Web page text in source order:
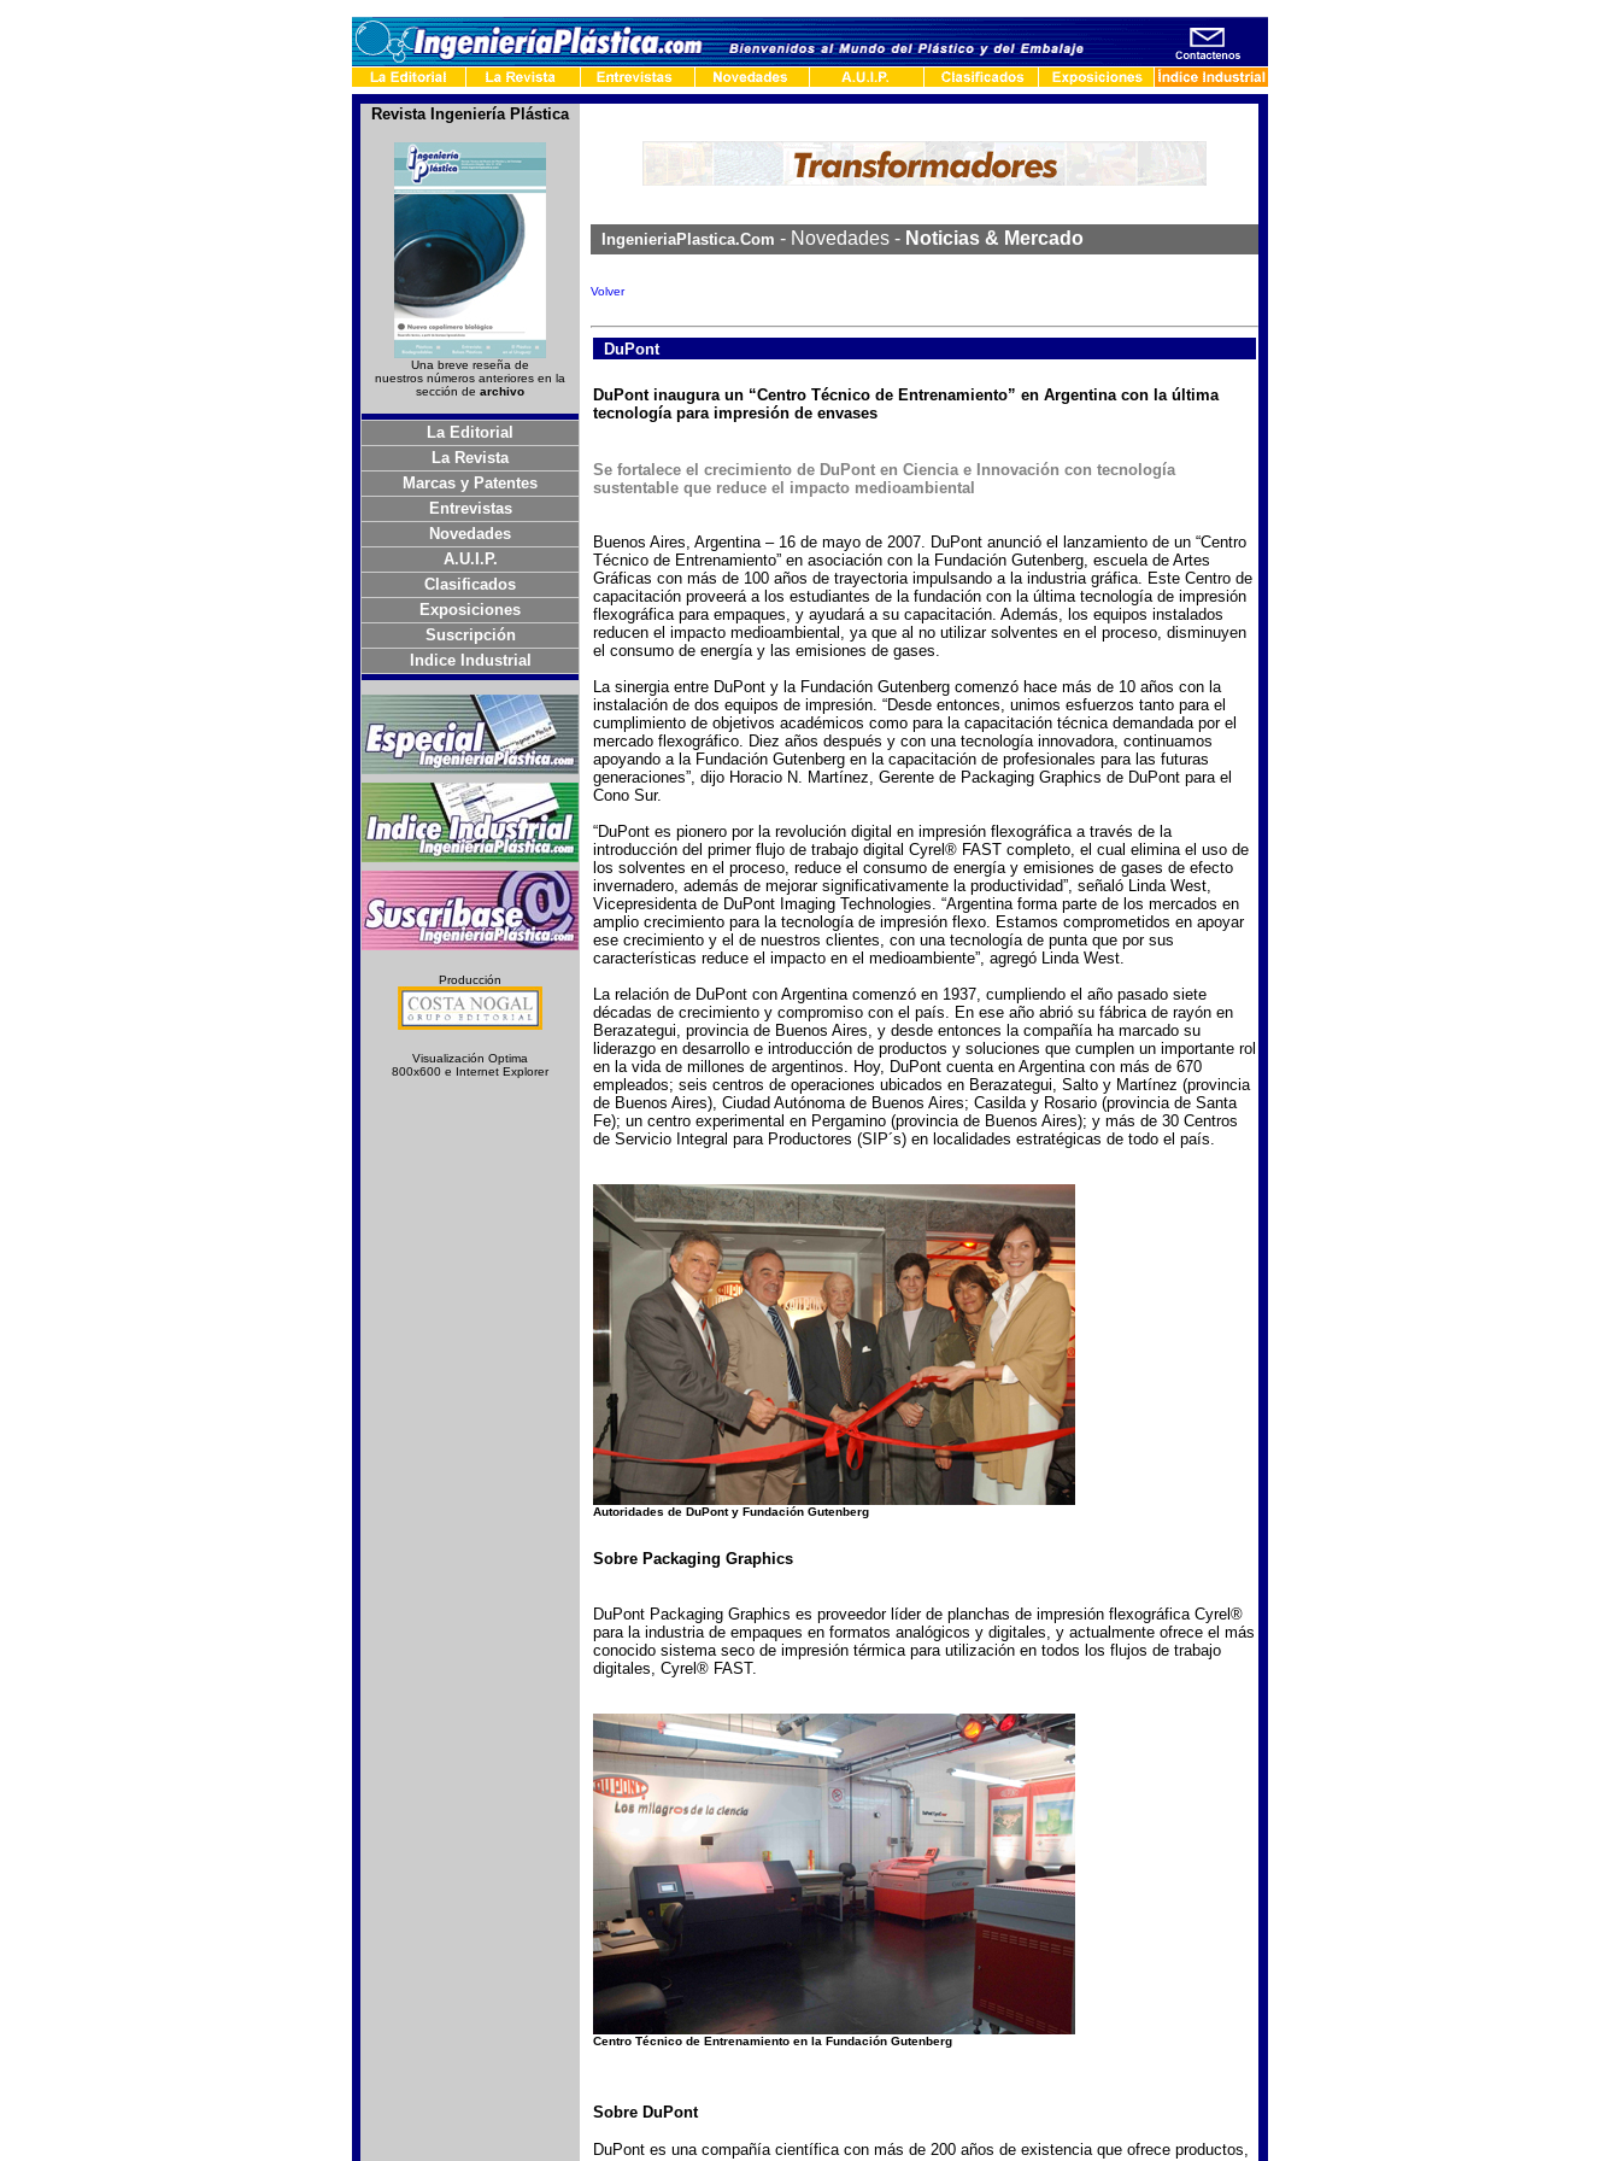
Revista Ingeniería Plástica
Una breve reseña de
nuestros números anteriores en la
sección de archivo
La Editorial
La Revista
Marcas y Patentes
Entrevistas
Novedades
A.U.I.P.
Clasificados
Exposiciones
Suscripción
Indice Industrial
Producción
Visualización Optima
800x600 e Internet Explorer
IngenieriaPlastica.Com - Novedades - Noticias & Mercado
Volver
DuPont
DuPont inaugura un “Centro Técnico de Entrenamiento” en Argentina con la última
tecnología para impresión de envases
Se fortalece el crecimiento de DuPont en Ciencia e Innovación con tecnología
sustentable que reduce el impacto medioambiental
Buenos Aires, Argentina – 16 de mayo de 2007. DuPont anunció el lanzamiento de un “Centro
Técnico de Entrenamiento” en asociación con la Fundación Gutenberg, escuela de Artes
Gráficas con más de 100 años de trayectoria impulsando a la industria gráfica. Este Centro de
capacitación proveerá a los estudiantes de la fundación con la última tecnología de impresión
flexográfica para empaques, y ayudará a su capacitación. Además, los equipos instalados
reducen el impacto medioambiental, ya que al no utilizar solventes en el proceso, disminuyen
el consumo de energía y las emisiones de gases.
La sinergia entre DuPont y la Fundación Gutenberg comenzó hace más de 10 años con la
instalación de dos equipos de impresión. “Desde entonces, unimos esfuerzos tanto para el
cumplimiento de objetivos académicos como para la capacitación técnica demandada por el
mercado flexográfico. Diez años después y con una tecnología innovadora, continuamos
apoyando a la Fundación Gutenberg en la capacitación de profesionales para las futuras
generaciones”, dijo Horacio N. Martínez, Gerente de Packaging Graphics de DuPont para el
Cono Sur.
“DuPont es pionero por la revolución digital en impresión flexográfica a través de la
introducción del primer flujo de trabajo digital Cyrel® FAST completo, el cual elimina el uso de
los solventes en el proceso, reduce el consumo de energía y emisiones de gases de efecto
invernadero, además de mejorar significativamente la productividad”, señaló Linda West,
Vicepresidenta de DuPont Imaging Technologies. “Argentina forma parte de los mercados en
amplio crecimiento para la tecnología de impresión flexo. Estamos comprometidos en apoyar
ese crecimiento y el de nuestros clientes, con una tecnología de punta que por sus
características reduce el impacto en el medioambiente”, agregó Linda West.
La relación de DuPont con Argentina comenzó en 1937, cumpliendo el año pasado siete
décadas de crecimiento y compromiso con el país. En ese año abrió su fábrica de rayón en
Berazategui, provincia de Buenos Aires, y desde entonces la compañía ha marcado su
liderazgo en desarrollo e introducción de productos y soluciones que cumplen un importante rol
en la vida de millones de argentinos. Hoy, DuPont cuenta en Argentina con más de 670
empleados; seis centros de operaciones ubicados en Berazategui, Salto y Martínez (provincia
de Buenos Aires), Ciudad Autónoma de Buenos Aires; Casilda y Rosario (provincia de Santa
Fe); un centro experimental en Pergamino (provincia de Buenos Aires); y más de 30 Centros
de Servicio Integral para Productores (SIP´s) en localidades estratégicas de todo el país.
Autoridades de DuPont y Fundación Gutenberg
Sobre Packaging Graphics
DuPont Packaging Graphics es proveedor líder de planchas de impresión flexográfica Cyrel®
para la industria de empaques en formatos analógicos y digitales, y actualmente ofrece el más
conocido sistema seco de impresión térmica para utilización en todos los flujos de trabajo
digitales, Cyrel® FAST.
Centro Técnico de Entrenamiento en la Fundación Gutenberg
Sobre DuPont
DuPont es una compañía científica con más de 200 años de existencia que ofrece productos,